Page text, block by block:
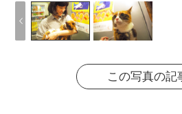
この写真の記